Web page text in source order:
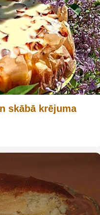
skābā krējuma